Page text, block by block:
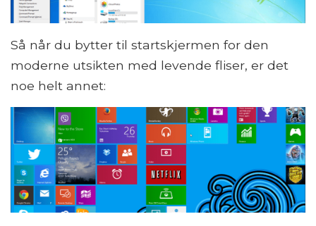
Så når du bytter til startskjermen for den
moderne utsikten med levende fliser, er det
noe helt annet: